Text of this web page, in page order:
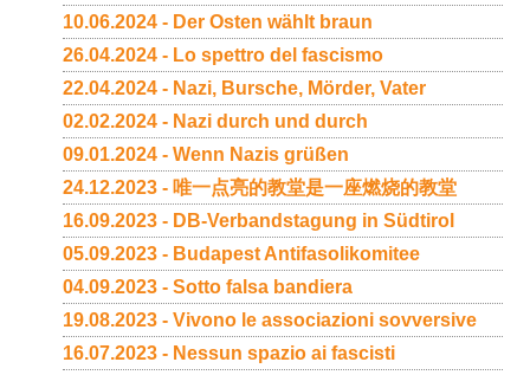
10.06.2024 - Der Osten wählt braun
26.04.2024 - Lo spettro del fascismo
22.04.2024 - Nazi, Bursche, Mörder, Vater
02.02.2024 - Nazi durch und durch
09.01.2024 - Wenn Nazis grüßen
24.12.2023 - 唯一点亮的教堂是一座燃烧的教堂
16.09.2023 - DB-Verbandstagung in Südtirol
05.09.2023 - Budapest Antifasolikomitee
04.09.2023 - Sotto falsa bandiera
19.08.2023 - Vivono le associazioni sovversive
16.07.2023 - Nessun spazio ai fascisti